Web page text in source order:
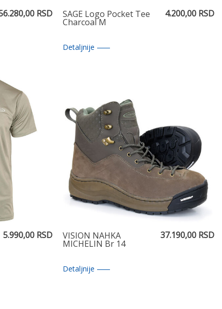
RSD SAGE Logo Pocket Tee
Charcoal M
4.200,00 RSD
Detaljnije
5.990,00 RSD VISION NAHKA
MICHELIN Br 14
37.190,00 RSD
Detaljnije